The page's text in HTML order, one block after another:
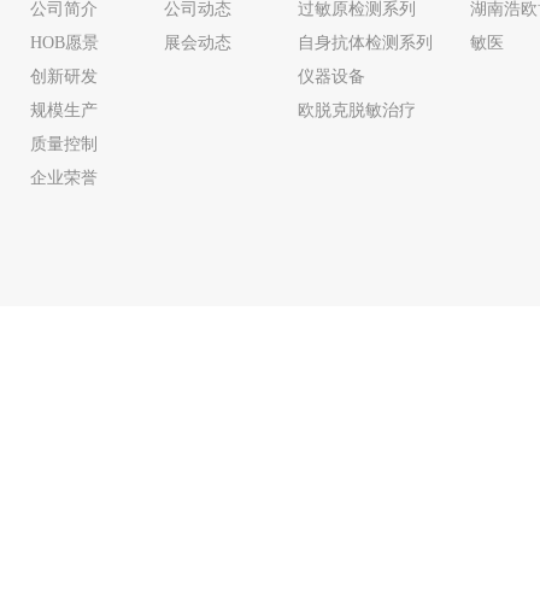
公司简介
HOB愿景
创新研发
规模生产
质量控制
企业荣誉
公司动态
展会动态
过敏原检测系列
自身抗体检测系列
仪器设备
欧脱克脱敏治疗
湖南浩
敏医